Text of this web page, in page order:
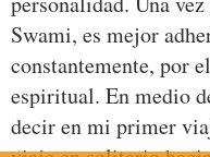
Swami, es mejor
constantemente, por
espiritual. En medio
decir en mi primer